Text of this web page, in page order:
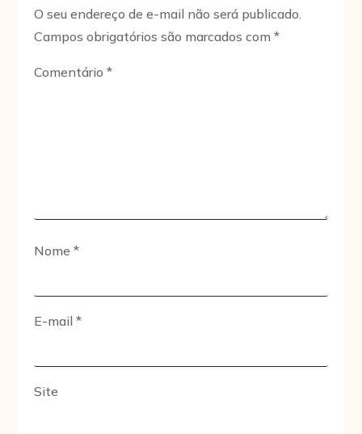
O seu endereço de e-mail não será publicado.
Campos obrigatórios são marcados com*
Comentário*
Nome*
E-mail*
Site